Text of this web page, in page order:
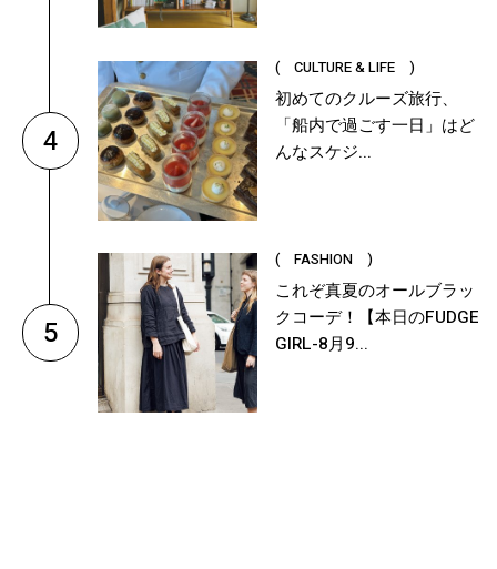
4
( CULTURE & LIFE )
初めてのクルーズ旅行、
「船内で過ごす一日」はど
んなスケジ...
5
( FASHION )
これぞ真夏のオールブラッ
クコーデ！【本日のFUDGE
GIRL-8月9...